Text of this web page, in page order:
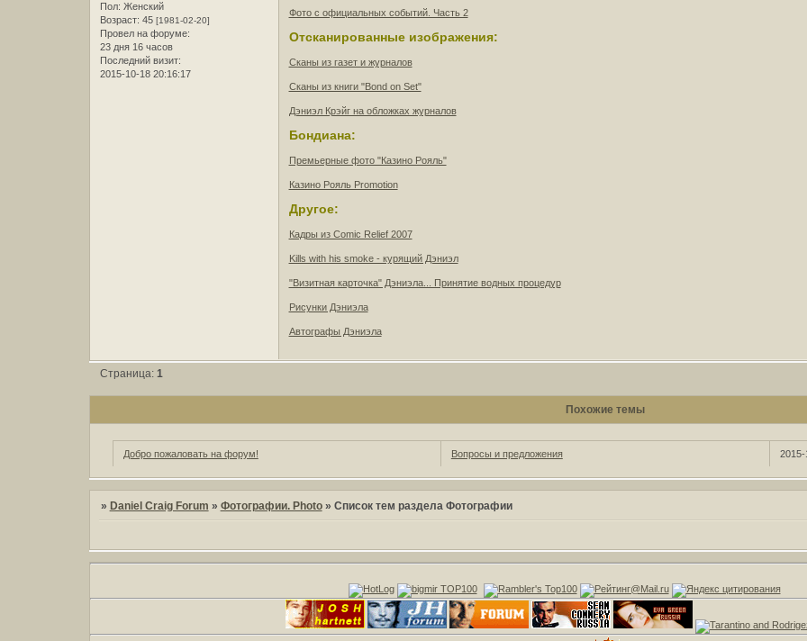
Пол: Женский
Возраст: 45 [1981-02-20]
Провел на форуме:
23 дня 16 часов
Последний визит:
2015-10-18 20:16:17
Фото с официальных событий. Часть 2
Отсканированные изображения:
Сканы из газет и журналов
Сканы из книги "Bond on Set"
Дэниэл Крэйг на обложках журналов
Бондиана:
Премьерные фото "Казино Рояль"
Казино Рояль Promotion
Другое:
Кадры из Comic Relief 2007
Kills with his smoke - курящий Дэниэл
"Визитная карточка" Дэниэла... Принятие водных процедур
Рисунки Дэниэла
Автографы Дэниэла
Страница: 1
Похожие темы
Добро пожаловать на форум! Вопросы и предложения 2015-
» Daniel Craig Forum » Фотографии. Photo » Список тем раздела Фотографии